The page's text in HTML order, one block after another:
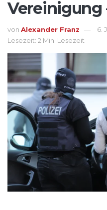
Vereinigung
von Alexander Franz
6.
Lesezeit: 2 Min. Lesezeit